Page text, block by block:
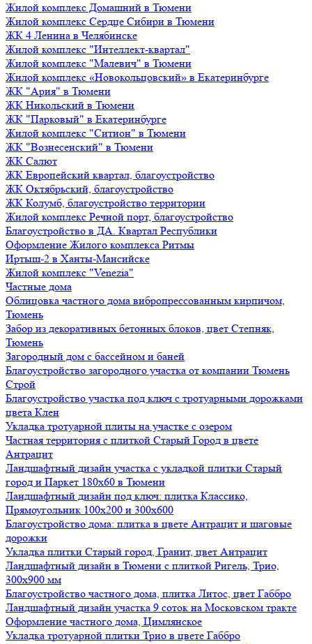
Жилой комплекс Домашний в Тюмени
Жилой комплекс Сердце Сибири в Тюмени
ЖК 4 Ленина в Челябинске
Жилой комплекс "Интеллект-квартал"
Жилой комплекс "Малевич" в Тюмени
Жилой комплекс «Новокольцовский» в Екатеринбурге
ЖК "Ария" в Тюмени
ЖК Никольский в Тюмени
ЖК "Парковый" в Екатеринбурге
Жилой комплекс "Ситион" в Тюмени
ЖК "Вознесенский" в Тюмени
ЖК Салют
ЖК Европейский квартал, благоустройство
ЖК Октябрьский, благоустройство
ЖК Колумб, благоустройство территории
Жилой комплекс Речной порт, благоустройство
Благоустройство в ДА. Квартал Республики
Оформление Жилого комплекса Ритмы
Иртыш-2 в Ханты-Мансийске
Жилой комплекс "Venezia"
Частные дома
Облицовка частного дома вибропрессованным кирпичом,
Тюмень
Забор из декоративных бетонных блоков, цвет Степняк,
Тюмень
Загородный дом с бассейном и баней
Благоустройство загородного участка от компании Тюмень
Строй
Благоустройство участка под ключ с тротуарными дорожками
цвета Клен
Укладка тротуарной плиты на участке с озером
Частная территория с плиткой Старый Город в цвете
Антрацит
Ландшафтный дизайн участка с укладкой плитки Старый
город и Паркет 180х60 в Тюмени
Ландшафтный дизайн под ключ: плитка Классико,
Прямоугольник 100х200 и 300х600
Благоустройство дома: плитка в цвете Антрацит и шаговые
дорожки
Укладка плитки Старый город, Гранит, цвет Антрацит
Ландшафтный дизайн в Тюмени с плиткой Ригель, Трио,
300х900 мм
Благоустройство частного дома, плитка Литос, цвет Габбро
Ландшафтный дизайн участка 9 соток на Московском тракте
Оформление частного дома, Цимлянское
Укладка тротуарной плитки Трио в цвете Габбро